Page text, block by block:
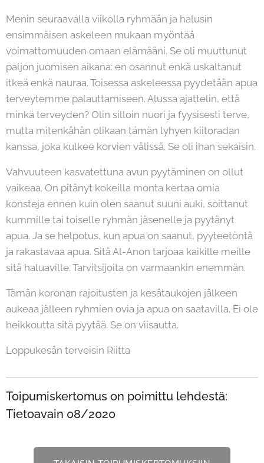
Menin seuraavalla viikolla ryhmään ja halusin
ensimmäisen askeleen mukaan myöntää
voimattomuuden omaan elämääni. Se oli muuttunut
paljon juomisen aikana: en osannut enkä uskaltanut
itkeä enkä nauraa. Toisessa askeleessa pyydetään apua
terveytemme palauttamiseen. Alussa ajattelin, että
minkä terveyden? Olin silloin nuori ja fyysisesti terve,
mutta mitenkähän olikaan tämän lyhyen kiitoradan
kanssa, joka kulkee korvien välissä. Se oli ihan sekaisin.
Vahvuuteen kasvatettuna avun pyytäminen on ollut
vaikeaa. On pitänyt kokeilla monta kertaa omia
konsteja ennen kuin olen saanut suuni auki, soittanut
kummille tai toiselle ryhmän jäsenelle ja pyytänyt
apua. Ja se helpotus, kun apua on saanut, pyyteetöntä
ja rakastavaa apua. Sitä Al-Anon tarjoaa kaikille meille
sitä haluaville. Tarvitsijoita on varmaankin enemmän.
Tämän koronan rajoitusten ja kesätaukojen jälkeen
aukeaa jälleen ryhmien ovia ja apua on saatavilla. Ei ole
heikkoutta sitä pyytää. Se on viisautta.
Loppukesän terveisin Riitta
Toipumiskertomus on poimittu lehdestä:
Tietoavain 08/2020